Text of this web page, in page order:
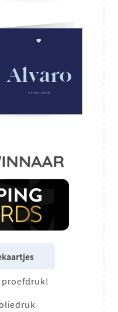
proefdruk!